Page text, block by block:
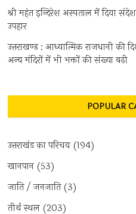
श्री महंत इन्दिरेश अस्पताल में दिया
उपहार
उत्तराखण्ड : आध्यात्मिक राजधानी की
अन्य मंदिरों में भी भक्तों की संख्या बढ़ी
POPULAR
उत्तराखंड का परिचय (194)
खानपान (53)
जाति / जनजाति(3)
तीर्थ स्थल (203)